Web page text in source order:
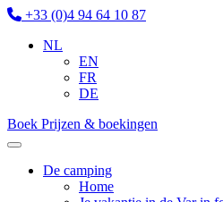
+33 (0)4 94 64 10 87
NL
EN
FR
DE
Boek Prijzen & boekingen
De camping
Home